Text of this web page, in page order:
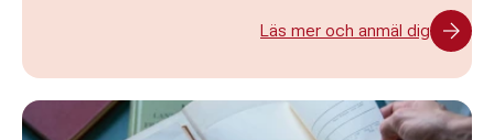
Läs mer och anmäl dig